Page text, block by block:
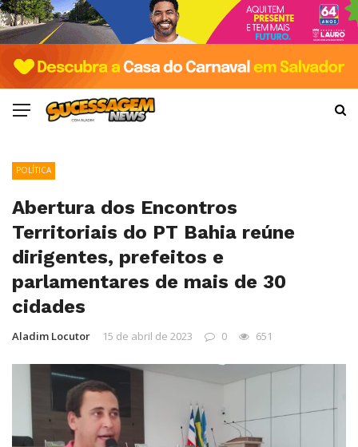
POLÍTICA
Abertura dos Encontros
Territoriais do PT Bahia reúne
dirigentes, prefeitos e
parlamentares de mais de 30
cidades
Aladim Locutor 15 de abril de 2023 0 651